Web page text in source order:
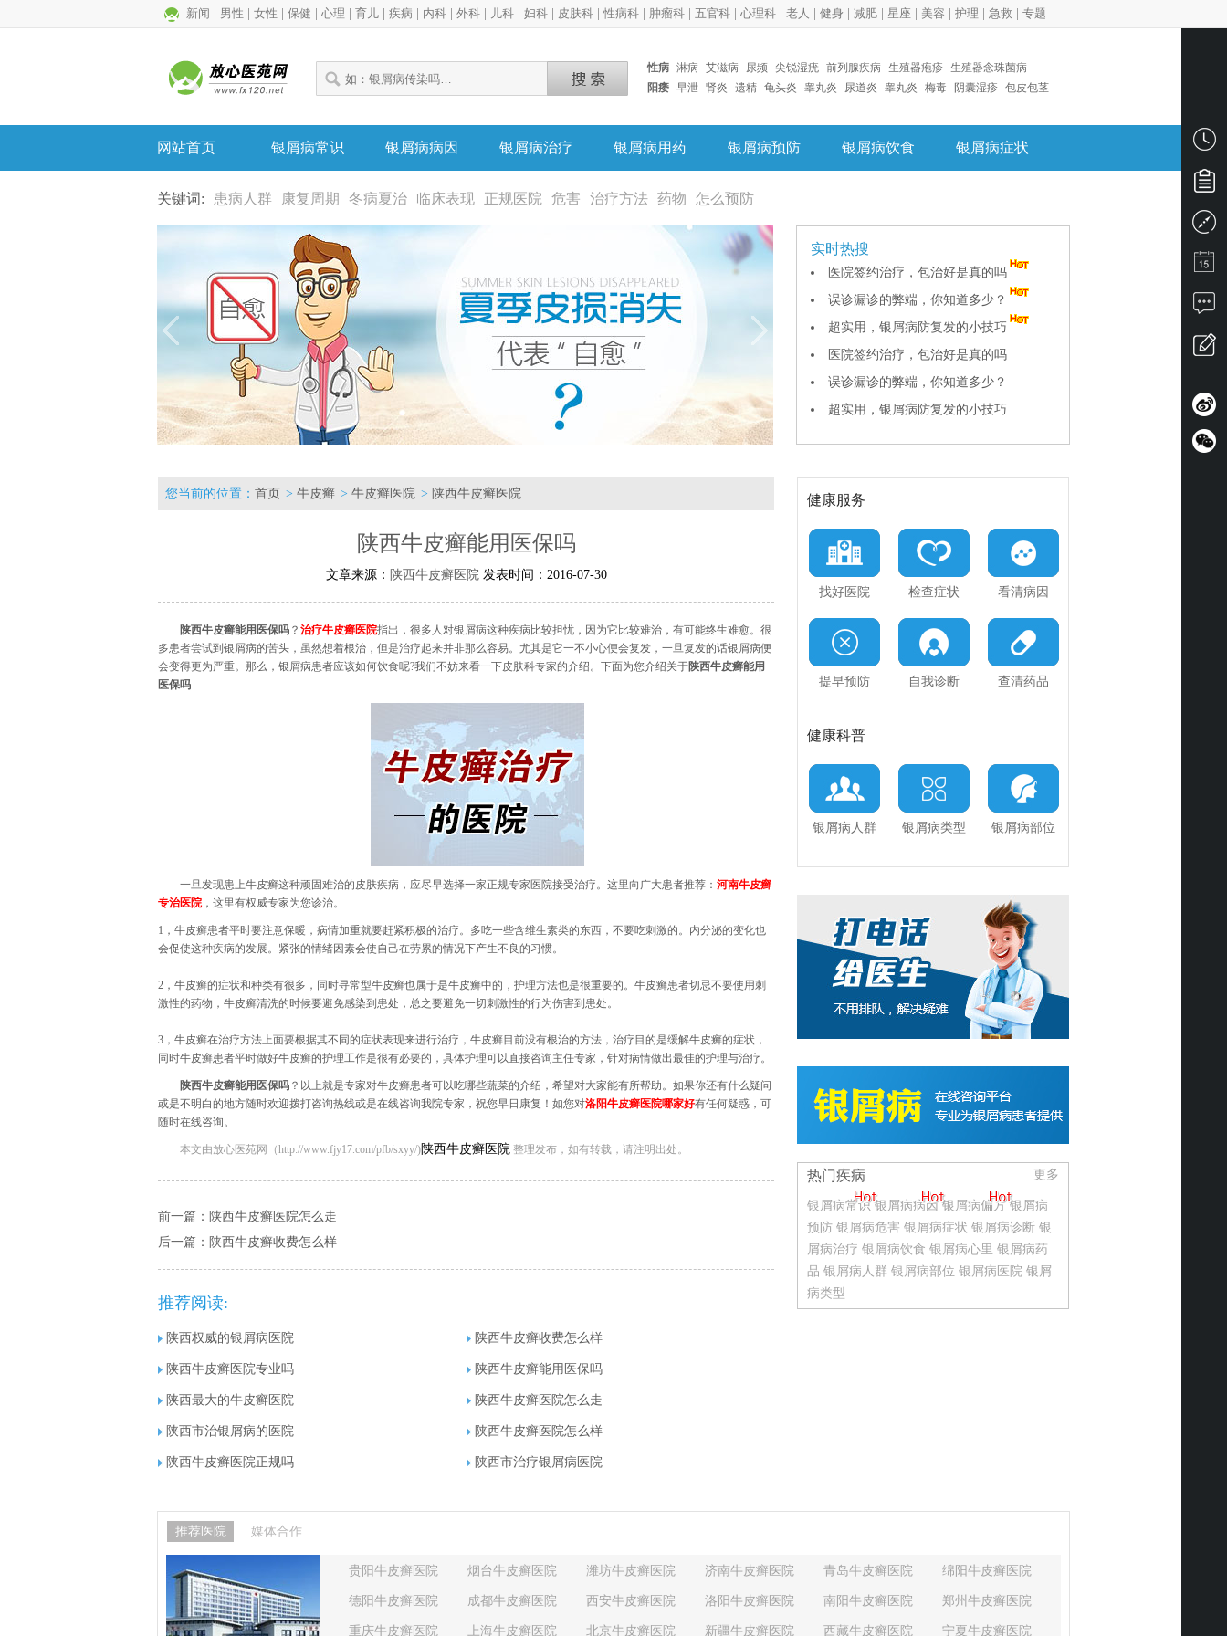
新闻 男性 女性 保健 心理 育儿 疾病 内科 外科 儿科 妇科 皮肤科 性病科 肿瘤科 五官科 心理科 老人 健身 减肥 星座 美容 护理 急救 专题
性病 淋病 艾滋病 尿频 尖锐湿疣 前列腺疾病 生殖器疱疹 生殖器念珠菌病
阳痿 早泄 肾炎 遗精 龟头炎 睾丸炎 尿道炎 睾丸炎 梅毒 阴囊湿疹 包皮包茎
网站首页 银屑病常识 银屑病病因 银屑病治疗 银屑病用药 银屑病预防 银屑病饮食 银屑病症状
关键词: 患病人群 康复周期 冬病夏治 临床表现 正规医院 危害 治疗方法 药物 怎么预防
实时热搜
医院签约治疗，包治好是真的吗
误诊漏诊的弊端，你知道多少？
超实用，银屑病防复发的小技巧
医院签约治疗，包治好是真的吗
误诊漏诊的弊端，你知道多少？
超实用，银屑病防复发的小技巧
您当前的位置： 首页 > 牛皮癣 > 牛皮癣医院 > 陕西牛皮癣医院
陕西牛皮癣能用医保吗
文章来源： 陕西牛皮癣医院发表时间：2016-07-30
陕西牛皮癣能用医保吗 ？ 治疗牛皮癣医院指出，很多人对银屑病这种疾病比较担忧，因为它比较难治，有可能终生难愈。很
多患者尝试到银屑病的苦头，虽然想着根治，但是治疗起来并非那么容易。尤其是它一不小心便会复发，一旦复发的话银屑病便
会变得更为严重。那么，银屑病患者应该如何饮食呢?我们不妨来看一下皮肤科专家的介绍。下面为您介绍关于陕西牛皮癣能用
医保吗
一旦发现患上牛皮癣这种顽固难治的皮肤疾病，应尽早选择一家正规专家医院接受治疗。这里向广大患者推荐： 河南牛皮癣
专治医院 ，这里有权威专家为您诊治。
1，牛皮癣患者平时要注意保暖，病情加重就要赶紧积极的治疗。多吃一些含维生素类的东西，不要吃刺激的。内分泌的变化也
会促使这种疾病的发展。紧张的情绪因素会使自己在劳累的情况下产生不良的习惯。
2，牛皮癣的症状和种类有很多，同时寻常型牛皮癣也属于是牛皮癣中的，护理方法也是很重要的。牛皮癣患者切忌不要使用刺
激性的药物，牛皮癣清洗的时候要避免感染到患处，总之要避免一切刺激性的行为伤害到患处。
3，牛皮癣在治疗方法上面要根据其不同的症状表现来进行治疗，牛皮癣目前没有根治的方法，治疗目的是缓解牛皮癣的症状，
同时牛皮癣患者平时做好牛皮癣的护理工作是很有必要的，具体护理可以直接咨询主任专家，针对病情做出最佳的护理与治疗。
陕西牛皮癣能用医保吗 ？以上就是专家对牛皮癣患者可以吃哪些蔬菜的介绍，希望对大家能有所帮助。如果你还有什么疑问
或是不明白的地方随时欢迎拨打咨询热线或是在线咨询我院专家，祝您早日康复！如您对洛阳牛皮癣医院哪家好有任何疑惑，可
随时在线咨询。
本文由放心医苑网（http://www.fjy17.com/pfb/sxyy/)陕西牛皮癣医院 整理发布，如有转载，请注明出处。
前一篇： 陕西牛皮癣医院怎么走
后一篇： 陕西牛皮癣收费怎么样
推荐阅读:
陕西权威的银屑病医院
陕西牛皮癣医院专业吗
陕西最大的牛皮癣医院
陕西市治银屑病的医院
陕西牛皮癣医院正规吗
陕西牛皮癣收费怎么样
陕西牛皮癣能用医保吗
陕西牛皮癣医院怎么走
陕西牛皮癣医院怎么样
陕西市治疗银屑病医院
健康服务
找好医院 检查症状 看清病因
提早预防 自我诊断 查清药品
健康科普
银屑病人群 银屑病类型 银屑病部位
更多
热门疾病
银屑病常识 银屑病病因 银屑病偏方 银屑病
预防 银屑病危害 银屑病症状 银屑病诊断 银
屑病治疗 银屑病饮食 银屑病心里 银屑病药
品 银屑病人群 银屑病部位 银屑病医院 银屑
病类型
推荐医院 媒体合作
贵阳牛皮癣医院 烟台牛皮癣医院 潍坊牛皮癣医院 济南牛皮癣医院 青岛牛皮癣医院 绵阳牛皮癣医院
德阳牛皮癣医院 成都牛皮癣医院 西安牛皮癣医院 洛阳牛皮癣医院 南阳牛皮癣医院 郑州牛皮癣医院
重庆牛皮癣医院 上海牛皮癣医院 北京牛皮癣医院 新疆牛皮癣医院 西藏牛皮癣医院 宁夏牛皮癣医院